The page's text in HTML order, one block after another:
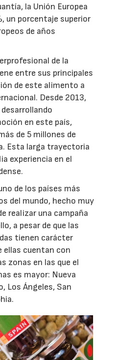
la Unión Europea
un porcentaje superior
de años
de la
entre sus principales
de este alimento a
Desde 2013,
en este país,
de 5 millones de
Esta larga trayectoria
experiencia en el
de los países más
del mundo, hecho muy
realizar una campaña
a pesar de que las
tienen carácter
ellas cuentan con
zonas en las que el
es mayor: Nueva
Los Ángeles, San